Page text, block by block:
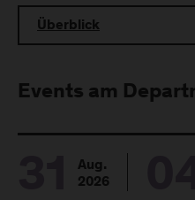
Überblick
Events am
Aug.
2026